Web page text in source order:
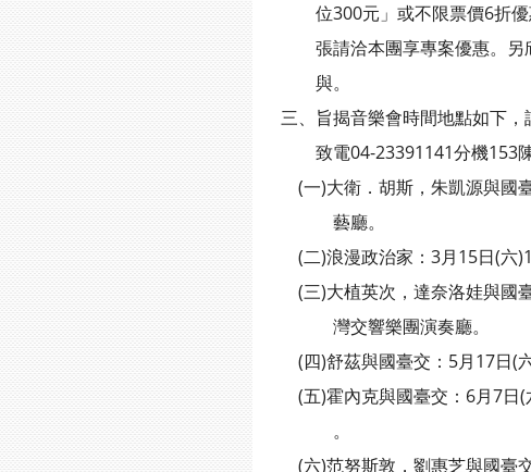
位300元」或不限票價6折優惠
張請洽本團享專案優惠。另欣
與。
三、旨揭音樂會時間地點如下
致電04-23391141分機153陳
(一)大衛．胡斯，朱凱源與國臺
藝廳。
(二)浪漫政治家：3月15日(六
(三)大植英次，達奈洛娃與國臺
灣交響樂團演奏廳。
(四)舒茲與國臺交：5月17日(六
(五)霍內克與國臺交：6月7日(
。
(六)范努斯敦，劉惠芝與國臺交